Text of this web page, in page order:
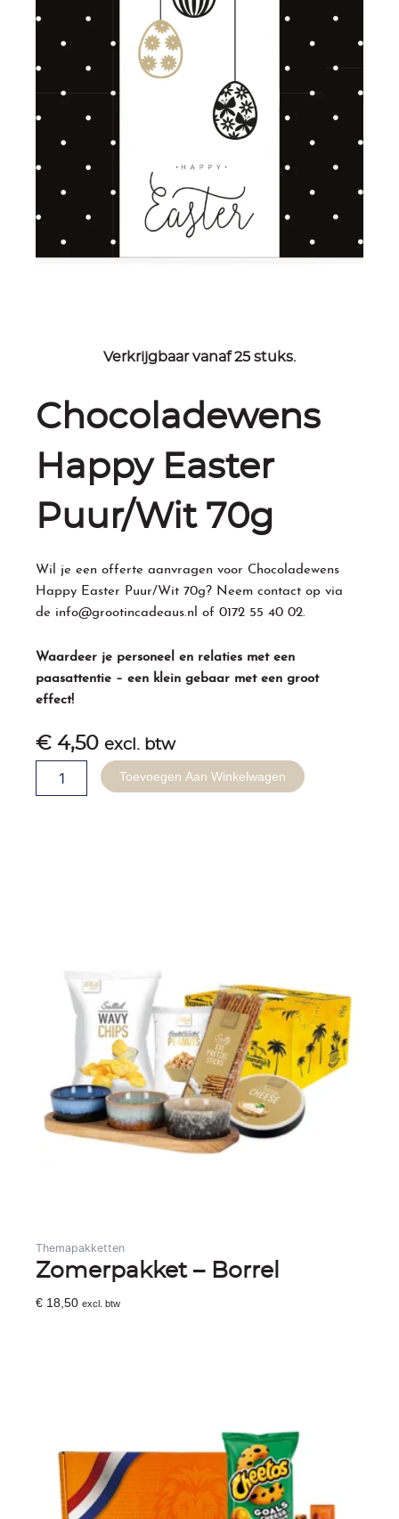
Chocoladewens
Happy Easter
Puur/Wit 70g
Wil je een offerte aanvragen voor Chocoladewens
Happy Easter Puur/Wit 70g? Neem contact op via
de info@grootincadeaus.nl of0172 55 40 02.
Waardeer je personeel en relaties met een
paasattentie – een klein gebaar met een groot
effect!
€ 4,50 excl. btw
Chocoladewens
Happy
Toevoegen Aan Winkelwagen
Verkrijgbaar vanaf 25 stuks.
Themapakketten
Zomerpakket – Borrel
€ 18,50 excl. btw